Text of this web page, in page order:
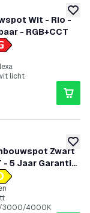
Wit - Rio -
- RGB+CCT
openen
licht
Zwart
- 5 Jaar Garantie
Badkamer
3000/4000K